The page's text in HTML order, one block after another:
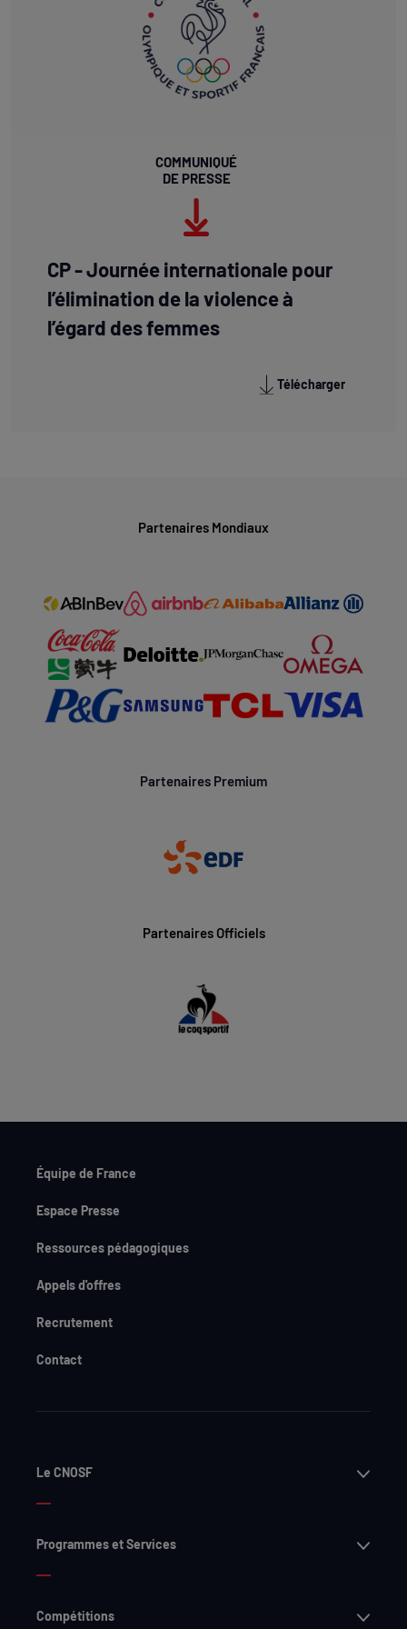
COMMUNIQUÉ
DE PRESSE
CP - Journée internationale pour
l’élimination de la violence à
l’égard des femmes
Télécharger
Partenaires Mondiaux
Partenaires Premium
Partenaires Officiels
Équipe de France
Espace Presse
Ressources pédagogiques
Appels d'offres
Recrutement
Contact
Le CNOSF
Programmes et Services
Compétitions